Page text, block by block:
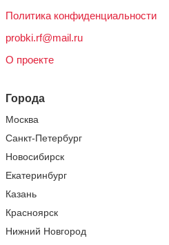
Политика конфиденциальности
probki.rf@mail.ru
О проекте
Города
Москва
Санкт-Петербург
Новосибирск
Екатеринбург
Казань
Красноярск
Нижний Новгород